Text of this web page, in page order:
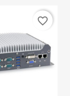
favorite_border